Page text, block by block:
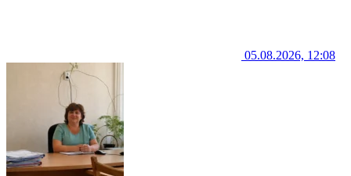
05.08.2026, 12:08